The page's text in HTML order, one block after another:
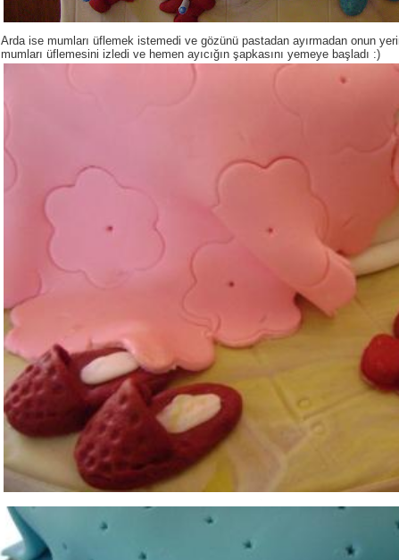
Arda ise mumları üflemek istemedi ve gözünü pastadan ayırmadan onun
mumları üflemesini izledi ve hemen ayıcığın şapkasını yemeye başladı :)